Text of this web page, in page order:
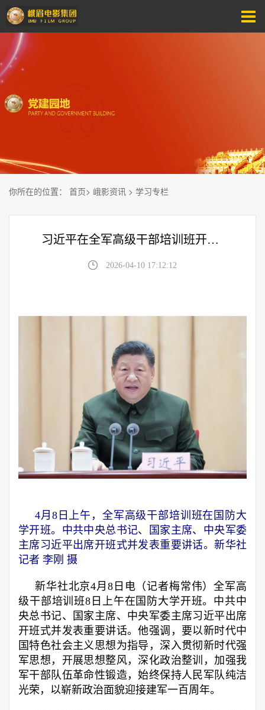
你所在的位置： 首页> 峨影资讯 > 学习专栏
习近平在全军高级干部培训班开班式上发表重要讲话强调 开展思想整风 深化政治整训 以崭新政治面貌迎接建军一百周年
2026-04-10 17:12:12
4月8日上午，全军高级干部培训班在国防大
学开班。中共中央总书记、国家主席、中央军委
主席习近平出席开班式并发表重要讲话。新华社
记者 李刚 摄
新华社北京4月8日电（记者梅常伟）全军高
级干部培训班8日上午在国防大学开班。中共中
央总书记、国家主席、中央军委主席习近平出席
开班式并发表重要讲话。他强调，要以新时代中
国特色社会主义思想为指导，深入贯彻新时代强
军思想，开展思想整风，深化政治整训，加强我
军干部队伍革命性锻造，始终保持人民军队纯洁
光荣，以崭新政治面貌迎接建军一百周年。